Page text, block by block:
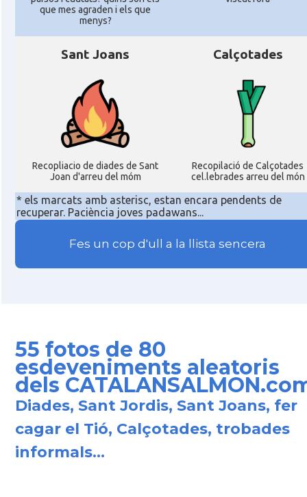
que mes agraden i els que
menys?
Sant Joans
Recopliacio de diades de Sant
Joan d'arreu del móm
Calçotades
Recopilació de Calçotades
cel.lebrades arreu del món
* els marcats amb asterisc, estan encara pendents de
recuperar. Paciència joves padawans...
Fes un cop d'ull a la llista sencera
55 fotos de 80
esdeveniments aleatoris
dels
Diades, Sant Jordis, Sant Joans, fer
cagar el Tió, Calçotades, trobades
informals...